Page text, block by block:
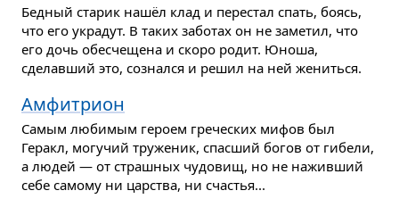
Бедный старик нашёл клад и перестал спать, боясь,
что его украдут. В таких заботах он не заметил, что
его дочь обесчещена и скоро родит. Юноша,
сделавший это, сознался и решил на ней жениться.
Амфитрион
Самым любимым героем греческих мифов был
Геракл, могучий труженик, спасший богов от гибели,
а людей — от страшных чудовищ, но не наживший
себе самому ни царства, ни счастья...